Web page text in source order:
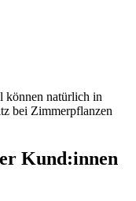
können natürlich in
bei Zimmerpflanzen
Kund:innen